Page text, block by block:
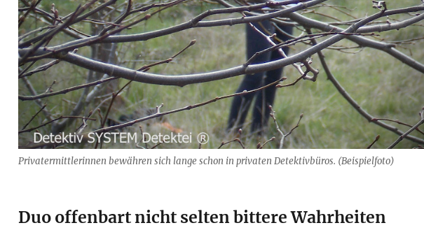
Privatermittlerinnen bewähren sich lange schon in privaten Detektivbüros. (Beispielfoto)
Duo offenbart nicht selten bittere Wahrheiten